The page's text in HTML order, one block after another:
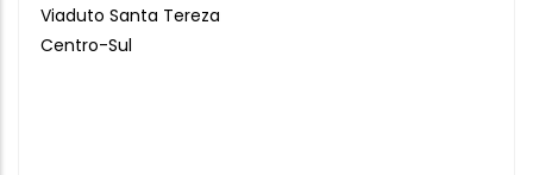
Viaduto Santa Tereza
Centro-Sul